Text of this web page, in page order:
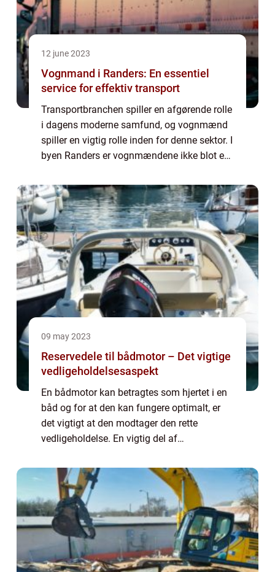
12 june 2023
Vognmand i Randers: En essentiel
service for effektiv transport
Transportbranchen spiller en afgørende rolle
i dagens moderne samfund, og vognmænd
spiller en vigtig rolle inden for denne sektor. I
byen Randers er vognmændene ikke blot en
de ...
09 may 2023
Reservedele til bådmotor – Det vigtige
vedligeholdelsesaspekt
En bådmotor kan betragtes som hjertet i en
båd og for at den kan fungere optimalt, er
det vigtigt at den modtager den rette
vedligeholdelse. En vigtig del af
reservedele når det er ...